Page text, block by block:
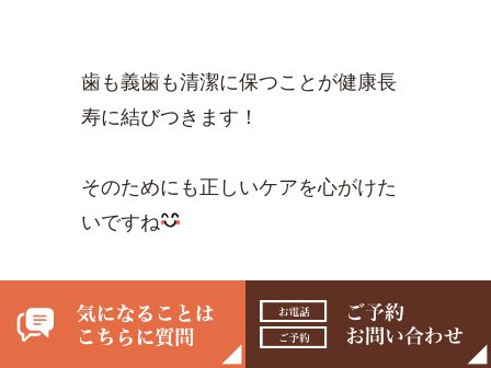
歯も義歯も清潔に保つことが健康長
寿に結びつきます！
そのためにも正しいケアを心がけた
いですね
浦和シティ歯科クリニック